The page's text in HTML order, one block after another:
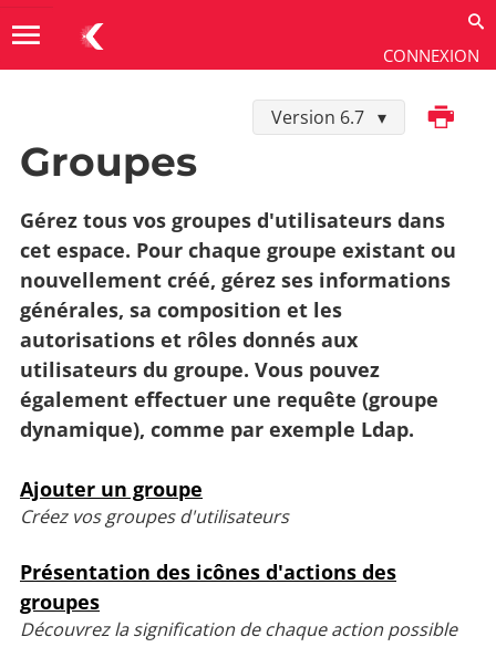
CONNEXION
menu
Version 6.7Imprimer
Groupes
Groupes
Gérez tous vos groupes d'utilisateurs dans
cet espace. Pour chaque groupe existant ou
nouvellement créé, gérez ses informations
générales, sa composition et les
autorisations et rôles donnés aux
utilisateurs du groupe. Vous pouvez
également effectuer une requête (groupe
dynamique), comme par exemple Ldap.
Ajouter un groupe
Créez vos groupes d'utilisateurs
Présentation des icônes d'actions des
groupes
Découvrez la signification de chaque action possible